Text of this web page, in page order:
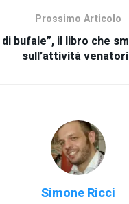
Prossimo Articolo
di bufale”, il libro che
sull’attività
Simone Ricci